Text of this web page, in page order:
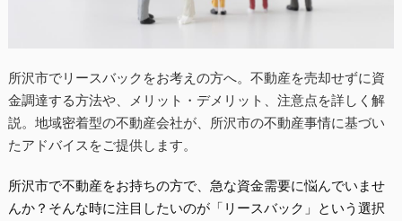
所沢市でリースバックをお考えの方へ。不動産を売却せずに資
金調達する方法や、メリット・デメリット、注意点を詳しく解
説。地域密着型の不動産会社が、所沢市の不動産事情に基づい
たアドバイスをご提供します。
所沢市で不動産をお持ちの方で、急な資金需要に悩んでいませ
んか？そんな時に注目したいのが「リースバック」という選択